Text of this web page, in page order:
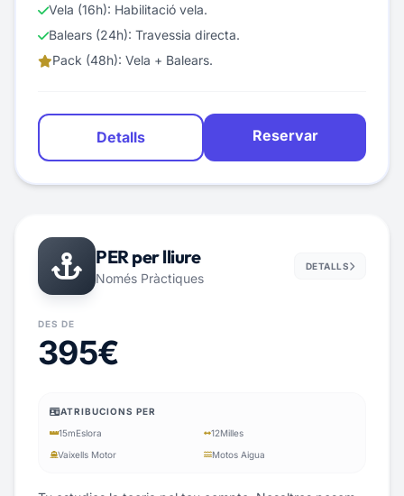
Vela (16h): Habilitació vela.
Balears (24h): Travessia directa.
Pack (48h): Vela + Balears.
Detalls Reservar
PER per lliure
Només Pràctiques
DETALLS
DES DE
395€
ATRIBUCIONS PER
15mEslora 12Milles
Vaixells Motor
Motos Aigua